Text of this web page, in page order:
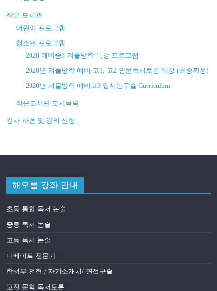
작은 도서관
어린이 프로그램
청소년 프로그램
2020 예비중3 겨울방학 특강 프로그램
2020년 겨울방학 예비 고1, 고2 인문독서토론 특강 (최종확정)
2020년 겨울방학 예비고3 입시논구술 Curriculum
작은도서관 도서목록
강사 파견 및 강의 신청
해오름 강좌 안내
초등 통합 독서 논술
중등 독서 논술
고등 독서 논술
디베이트 전문가
학생부 전형 / 자기소개서/ 면접구술
고전 문학 독서토론